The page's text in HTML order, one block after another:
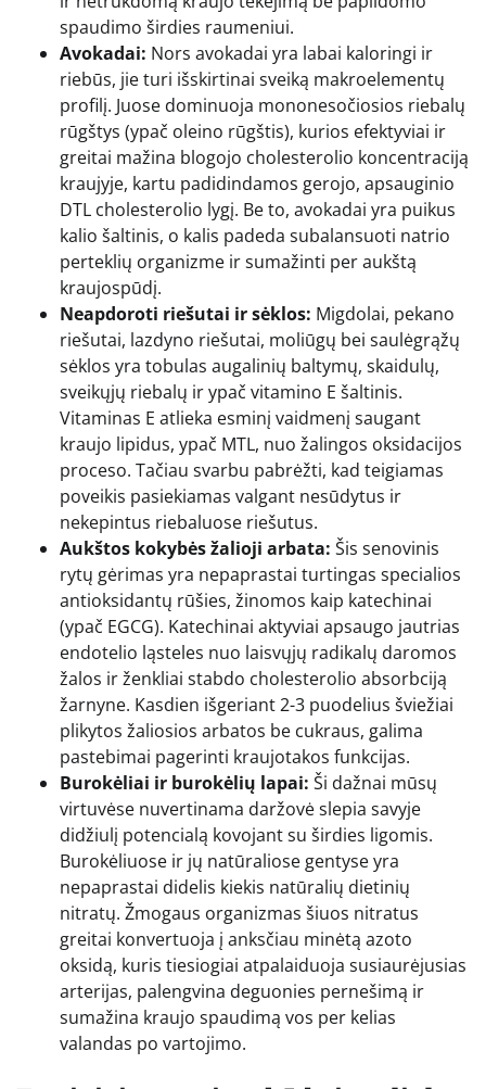
spaudimo širdies raumeniui.
Avokadai: Nors avokadai yra labai kaloringi ir
riebūs, jie turi išskirtinai sveiką makroelementų
profilį. Juose dominuoja mononesočiosios riebalų
rūgštys (ypač oleino rūgštis), kurios efektyviai ir
greitai mažina blogojo cholesterolio koncentraciją
kraujyje, kartu padidindamos gerojo, apsauginio
DTL cholesterolio lygį. Be to, avokadai yra puikus
kalio šaltinis, o kalis padeda subalansuoti natrio
perteklių organizme ir sumažinti per aukštą
kraujospūdį.
Neapdoroti riešutai ir sėklos: Migdolai, pekano
riešutai, lazdyno riešutai, moliūgų bei saulėgrąžų
sėklos yra tobulas augalinių baltymų, skaidulų,
sveikųjų riebalų ir ypač vitamino E šaltinis.
Vitaminas E atlieka esminį vaidmenį saugant
kraujo lipidus, ypač MTL, nuo žalingos oksidacijos
proceso. Tačiau svarbu pabrėžti, kad teigiamas
poveikis pasiekiamas valgant nesūdytus ir
nekepintus riebaluose riešutus.
Aukštos kokybės žalioji arbata: Šis senovinis
rytų gėrimas yra nepaprastai turtingas specialios
antioksidantų rūšies, žinomos kaip katechinai
(ypač EGCG). Katechinai aktyviai apsaugo jautrias
endotelio ląsteles nuo laisvųjų radikalų daromos
žalos ir ženkliai stabdo cholesterolio absorbciją
žarnyne. Kasdien išgeriant 2-3 puodelius šviežiai
plikytos žaliosios arbatos be cukraus, galima
pastebimai pagerinti kraujotakos funkcijas.
Burokėliai ir burokėlių lapai: Ši dažnai mūsų
virtuvėse nuvertinama daržovė slepia savyje
didžiulį potencialą kovojant su širdies ligomis.
Burokėliuose ir jų natūraliose gentyse yra
nepaprastai didelis kiekis natūralių dietinių
nitratų. Žmogaus organizmas šiuos nitratus
greitai konvertuoja į anksčiau minėtą azoto
oksidą, kuris tiesiogiai atpalaiduoja susiaurėjusias
arterijas, palengvina deguonies pernešimą ir
sumažina kraujo spaudimą vos per kelias
valandas po vartojimo.